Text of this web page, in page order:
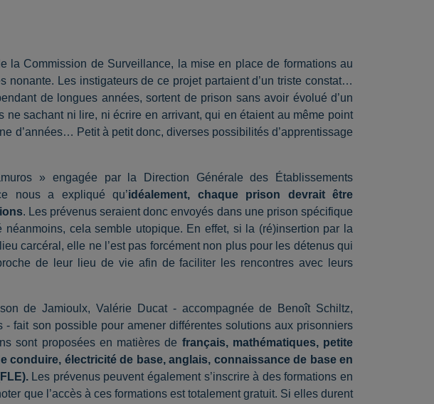
la Commission de Surveillance, la mise en place de formations au
nonante. Les instigateurs de ce projet partaient d’un triste constat…
de longues années, sortent de prison sans avoir évolué d’un
ne sachant ni lire, ni écrire en arrivant, qui en étaient au même point
d’années… Petit à petit donc, diverses possibilités d’apprentissage
» engagée par la Direction Générale des Établissements
nous a expliqué qu’idéalement, chaque prison devrait être
. Les prévenus seraient donc envoyés dans une prison spécifique
cela semble utopique. En effet, si la (ré)insertion par la
carcéral, elle ne l’est pas forcément non plus pour les détenus qui
de leur lieu de vie afin de faciliter les rencontres avec leurs
de Jamioulx, Valérie Ducat - accompagnée de Benoît Schiltz,
- fait son possible pour amener différentes solutions aux prisonniers
sont proposées en matières de français, mathématiques, petite
conduire, électricité de base, anglais, connaissance de base en
Les prévenus peuvent également s’inscrire à des formations en
que l’accès à ces formations est totalement gratuit. Si elles durent